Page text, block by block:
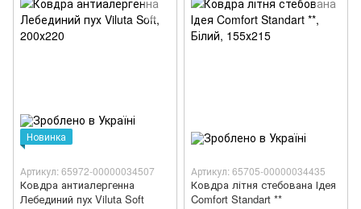
Новинка
Артикул: 65972-00000034507
Ковдра антиалергенна
Лебединий пух Viluta Soft
Артикул: 65705-00000034435
Ковдра літня стебована Ідея
Comfort Standart **